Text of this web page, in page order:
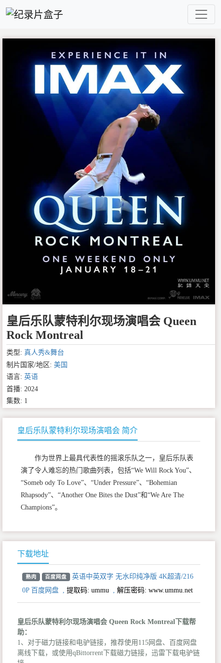
皇后乐队蒙特利尔现场演唱会 Queen
Rock Montreal
类型: 真人秀&舞台
制片国家/地区: 美国
语言: 英语
首播: 2024
集数: 1
皇后乐队蒙特利尔现场演唱会 简介
作为世界上最具代表性的摇滚乐队之一，皇后乐队表
演了令人难忘的热门歌曲列表，包括“We Will Rock You”、
“Someb ody To Love”、“Under Pressure”、“Bohemian
Rhapsody”、“Another One Bites the Dust”和“We Are The
Champions”。
下载地址
熟肉 百度网盘
英语中英双字 无水印纯净版 4K超清/216
0P 百度网盘
提取码: ummu 解压密码: www.ummu.net
皇后乐队蒙特利尔现场演唱会 Queen Rock Montreal下载帮
助：
1、对于磁力链接和电驴链接，推荐使用115网盘、百度网盘
离线下载，或使用qBittorrent下载磁力链接，迅雷下载电驴链